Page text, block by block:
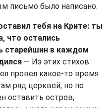
письмо было написано.
тебя на Крите: ты
что остались
старейшин в каждом
— Из этих стихов
провел какое-то время
ряд церквей, но по
оставить остров,